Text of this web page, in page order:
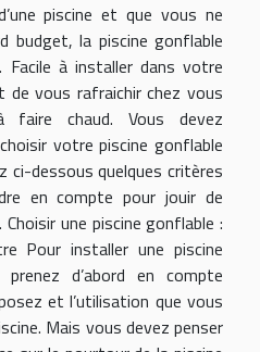
piscine et que vous ne
budget, la piscine gonflable
à installer dans votre
de vous rafraichir chez vous
faire chaud. Vous devez
votre piscine gonflable
ci-dessous quelques critères
en compte pour jouir de
une piscine gonflable :
Pour installer une piscine
d’abord en compte
et l’utilisation que vous
Mais vous devez penser